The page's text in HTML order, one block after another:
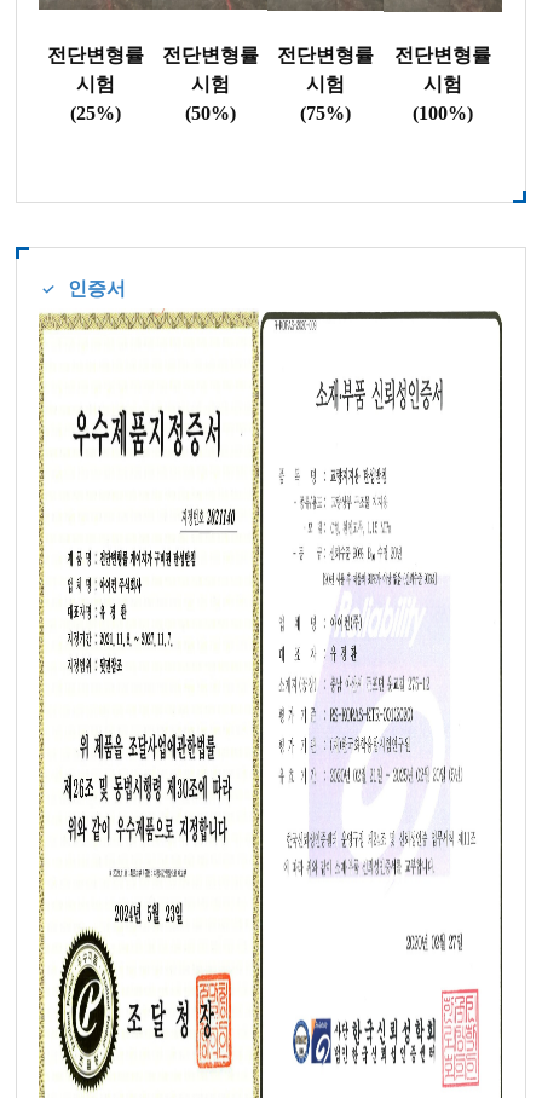
전단변형률
시험
(25%)
전단변형률
시험
(50%)
전단변형률
시험
(75%)
전단변형률
시험
(100%)
인증서